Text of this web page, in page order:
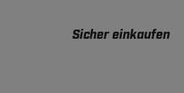
Sicher einkaufen